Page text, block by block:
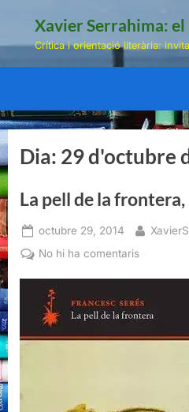
Xavier Serrahima:
Crítica i orientació literària:
Dia: 29 d'octubre
La pell de la frontera,
Posted
on
octubre 29, 2014 By
No hi ha comentarisa
de
la
frontera,